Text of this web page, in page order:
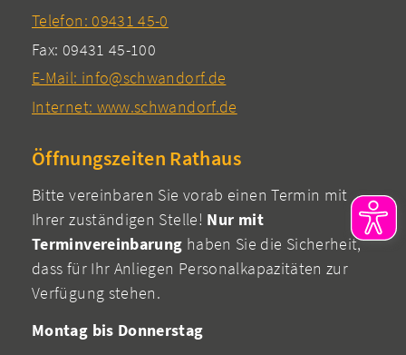
Telefon: 09431 45-0
Fax: 09431 45-100
E-Mail: info@schwandorf.de
Internet: www.schwandorf.de
Öffnungszeiten Rathaus
Bitte vereinbaren Sie vorab einen Termin mit
Ihrer zuständigen Stelle! Nur mit
Terminvereinbarung haben Sie die Sicherheit,
dass für Ihr Anliegen Personalkapazitäten zur
Verfügung stehen.
Montag bis Donnerstag